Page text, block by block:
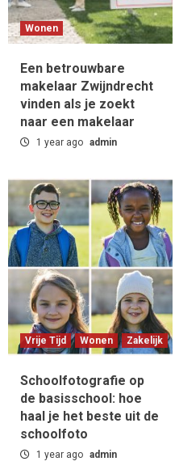
1
Wonen Zakelijk
bezuinigen op je
Vrije Tijd
3
Zakelijk
Catering
oplossingen
4
Zakelijk
App
voor een app
Zakelijk
Innovatieve
Transformeren
Wonen
Een betrouwbare
makelaar Zwijndrecht
vinden als je zoekt
naar een makelaar
1 year ago admin
Vrije Tijd Wonen Zakelijk
Schoolfotografie op
de basisschool: hoe
haal je het beste uit de
schoolfoto
1 year ago admin